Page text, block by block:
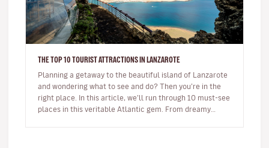
THE TOP 10 TOURIST ATTRACTIONS IN LANZAROTE
Planning a getaway to the beautiful island of Lanzarote
and wondering what to see and do? Then you’re in the
right place. In this article, we’ll run through 10 must-see
places in this veritable Atlantic gem. From dreamy